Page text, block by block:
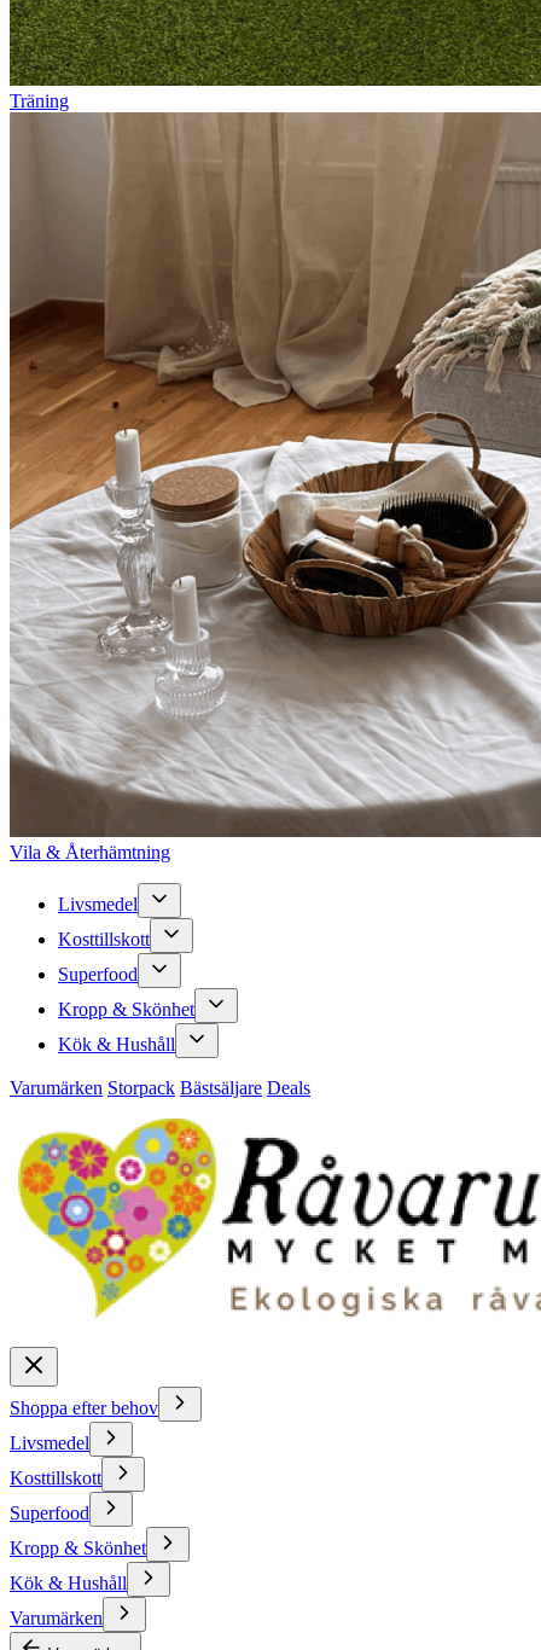
Träning
Vila & Återhämtning
Livsmedel
Kosttillskott
Superfood
Kropp & Skönhet
Kök & Hushåll
Varumärken Storpack Bästsäljare Deals
Shoppa efter behov
Livsmedel
Kosttillskott
Superfood
Kropp & Skönhet
Kök & Hushåll
Varumärken